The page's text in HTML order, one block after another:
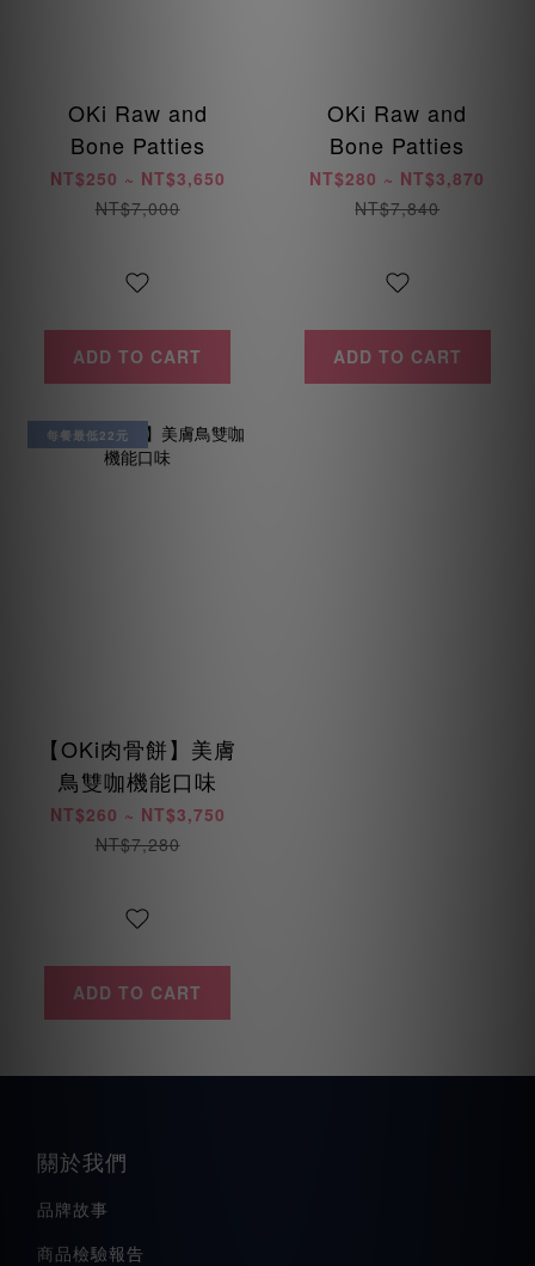
OKi Raw and
Bone Patties
NT$250 ~ NT$3,650
NT$7,000
ADD TO CART
OKi Raw and
Bone Patties
NT$280 ~ NT$3,870
NT$7,840
ADD TO CART
每餐最低22元
【OKi肉骨餅】美膚
鳥雙咖機能口味
NT$260 ~ NT$3,750
NT$7,280
ADD TO CART
關於我們
品牌故事
商品檢驗報告